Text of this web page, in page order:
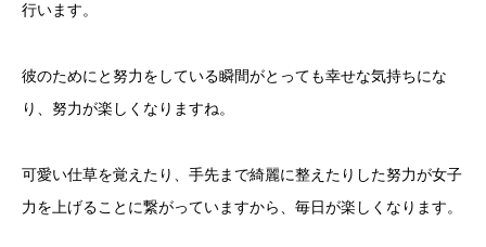
行います。
彼のためにと努力をしている瞬間がとっても幸せな気持ちにな
り、努力が楽しくなりますね。
可愛い仕草を覚えたり、手先まで綺麗に整えたりした努力が女子
力を上げることに繋がっていますから、毎日が楽しくなります。